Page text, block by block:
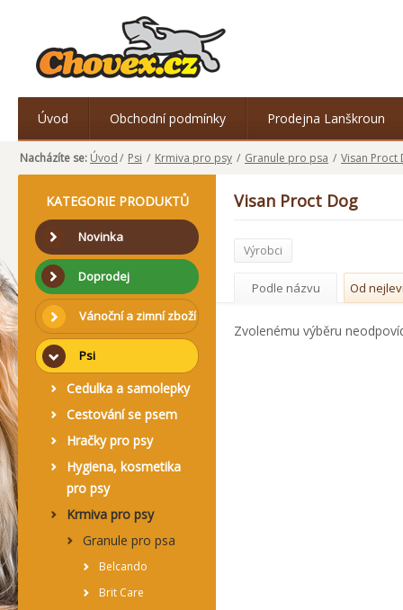
Úvod Obchodní podmínky Prodejna Lanškroun
Nacházíte se: Úvod/ Psi / Krmiva pro psy / Granule pro psa / Visan Proct
KATEGORIE PRODUKTŮ
Novinka
Doprodej
Vánoční a zimní zboží
Psi
Cedulka a samolepky
Cestování se psem
Hračky pro psy
Hygiena, kosmetika
pro psy
Krmiva pro psy
Granule pro psa
Belcando
Brit Care
Visan Proct Dog
Výrobci
Podle názvu Od
Zvolenému výběru